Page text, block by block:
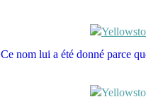
Ce nom lui a été donné parce